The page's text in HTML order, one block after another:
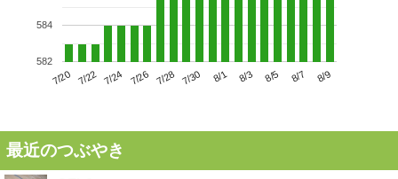
7/20 7/22 7/24 7/26 7/28 7/30 8/1 8/3 8/5 8/7 8/9
582
584
最近のつぶやき